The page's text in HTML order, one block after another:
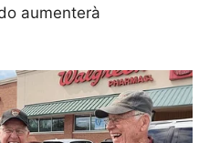
aumenterà